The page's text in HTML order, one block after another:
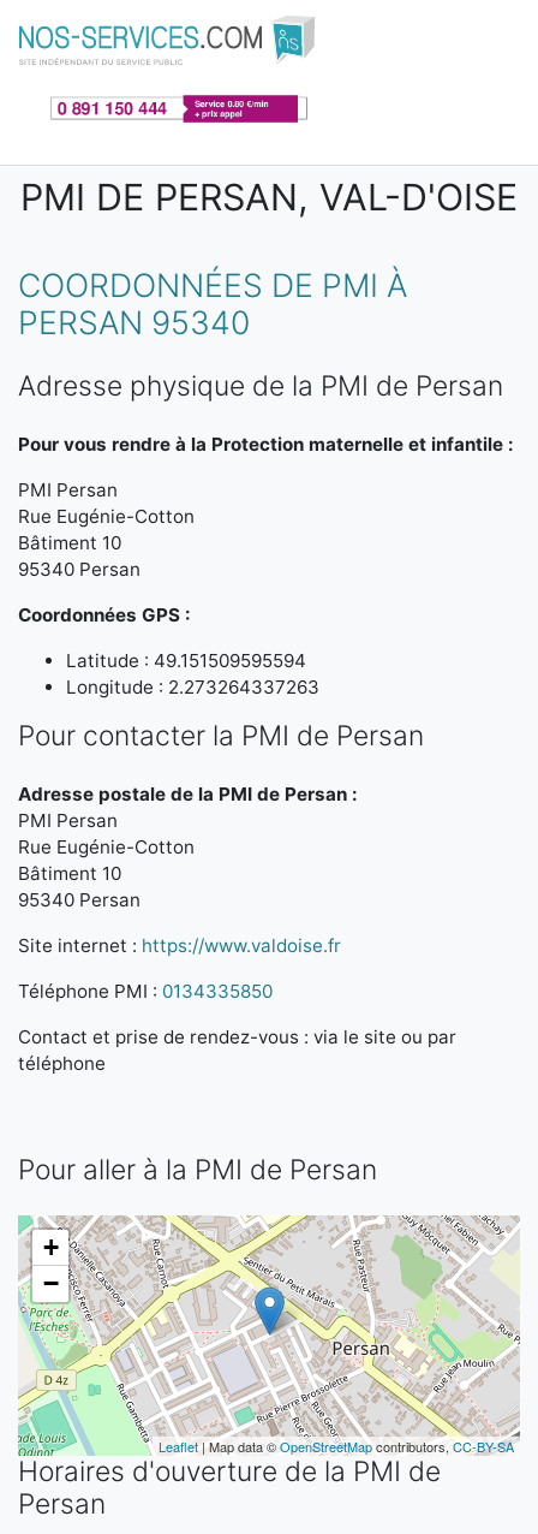
Aller au contenu principal
PMI DE PERSAN, VAL-D'OISE
COORDONNÉES DE PMI À
PERSAN 95340
Adresse physique de la PMI de Persan
Pour vous rendre à la Protection maternelle et infantile :
PMI Persan
Rue Eugénie-Cotton
Bâtiment 10
95340 Persan
Coordonnées GPS :
Latitude : 49.151509595594
Longitude : 2.273264337263
Pour contacter la PMI de Persan
Adresse postale de la PMI de Persan :
PMI Persan
Rue Eugénie-Cotton
Bâtiment 10
95340 Persan
Site internet : https://www.valdoise.fr
Téléphone PMI : 0134335850
Contact et prise de rendez-vous : via le site ou par
téléphone
Pour aller à la PMI de Persan
+
−
Leaflet| Map data ©OpenStreetMapcontributors,CC-BY-SA
Horaires d'ouverture de la PMI de
Persan